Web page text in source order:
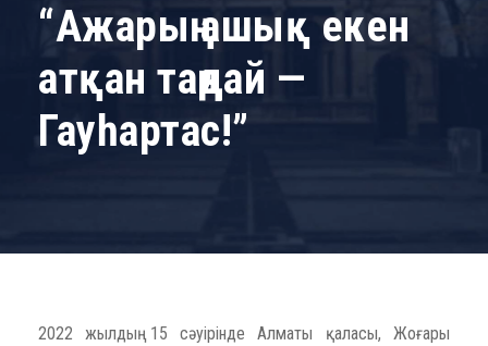
“Ажарың ашық екен
атқан таңдай —
Гауһартас!”
2022 жылдың 15 сәуірінде Алматы қаласы, Жоғары